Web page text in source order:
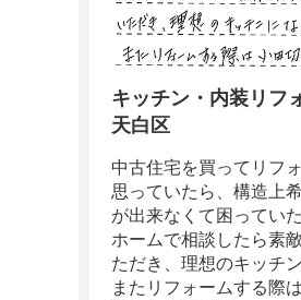
キッチン・内装リフ
天白区
中古住宅を買ってリフ
思っていたら、構造上
が出来なくて困ってい
ホームで相談したら素
ただき、理想のキッチ
またリフォームする際